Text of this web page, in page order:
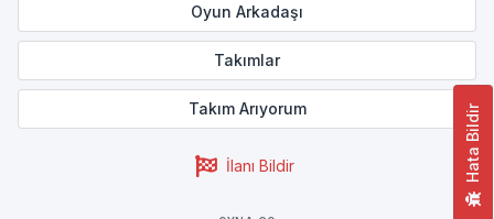
Hata Bildir
Oyun Arkadaşı
Takımlar
Takım Arıyorum
İlanı Bildir